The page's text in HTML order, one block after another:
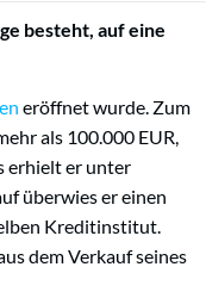
besteht, auf eine
eröffnet wurde. Zum
als 100.000 EUR,
erhielt er unter
überwies er einen
Kreditinstitut.
dem Verkauf seines